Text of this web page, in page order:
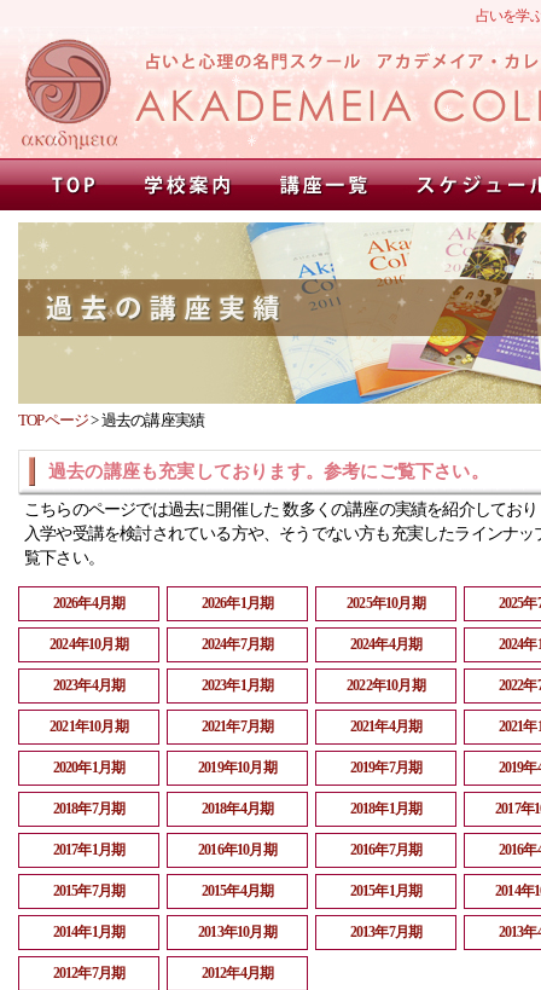
占いを学
TOPページ>過去の講座実績
過去の講座も充実しております。参考にご覧下さい。
こちらのページでは過去に開催した 数多くの講座の実績を紹介してお
入学や受講を検討されている方や、そうでない方も充実したラインナッ
覧下さい。
2026年4月期 2026年1月期 2025年10月期 2025
2024年10月期 2024年7月期 2024年4月期 2024
2023年4月期 2023年1月期 2022年10月期 2022
2021年10月期 2021年7月期 2021年4月期 2021
2020年1月期 2019年10月期 2019年7月期 2019
2018年7月期 2018年4月期 2018年1月期 2017年
2017年1月期 2016年10月期 2016年7月期 2016
2015年7月期 2015年4月期 2015年1月期 2014年
2014年1月期 2013年10月期 2013年7月期 2013
2012年7月期 2012年4月期